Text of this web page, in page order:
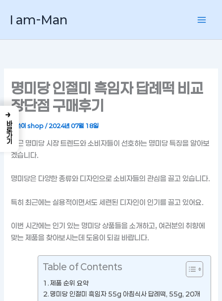
로
I am-Man
명미당 인절미 흑임자 답례떡 비교
장단점 구매후기
글쓴이shop/2024년 07월 18일
최근 명미당 시장 트렌드와 소비자들이 선호하는 명미당 특징을 알아보
겠습니다.
명미당은 다양한 종류와 디자인으로 소비자들의 관심을 끌고 있습니다.
특히 최근에는 실용적이면서도 세련된 디자인이 인기를 끌고 있어요.
이번 시간에는 인기 있는 명미당 상품들을 소개하고, 여러분의 취향에
맞는 제품을 찾아보시는데 도움이 되길 바랍니다.
Table of Contents
제품 순위 요약
명미당 인절미 흑임자 55g 아침식사 답례떡, 55g, 20개
→
바로가기